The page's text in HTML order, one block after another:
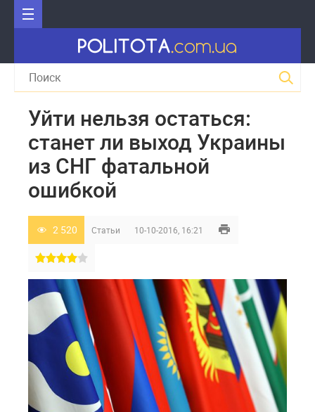
Уйти нельзя остаться:
станет ли выход Украины
из СНГ фатальной
ошибкой
2 520 Статьи 10-10-2016, 16:21